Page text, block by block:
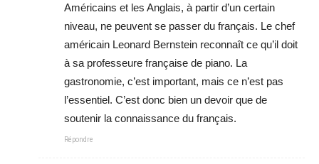
Américains et les Anglais, à partir d’un certain
niveau, ne peuvent se passer du français. Le chef
américain Leonard Bernstein reconnaît ce qu’il doit
à sa professeure française de piano. La
gastronomie, c’est important, mais ce n’est pas
l’essentiel. C’est donc bien un devoir que de
soutenir la connaissance du français.
Répondre